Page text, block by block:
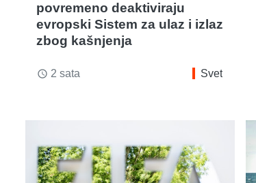
povremeno deaktiviraju
evropski Sistem za ulaz i izlaz
zbog kašnjenja
access_time 2 sata Svet